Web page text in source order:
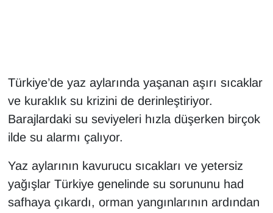
Türkiye’de yaz aylarında yaşanan aşırı sıcaklar
ve kuraklık su krizini de derinleştiriyor.
Barajlardaki su seviyeleri hızla düşerken birçok
ilde su alarmı çalıyor.
Yaz aylarının kavurucu sıcakları ve yetersiz
yağışlar Türkiye genelinde su sorununu had
safhaya çıkardı, orman yangınlarının ardından
Kamu Alımları
Kim Kimdir?
Kültür & Sanat
KURDÎ